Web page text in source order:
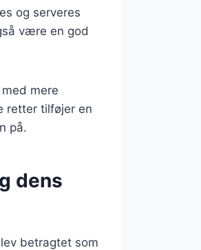
og serveres
være en god
mere
retter tilføjer en
på.
dens
betragtet som